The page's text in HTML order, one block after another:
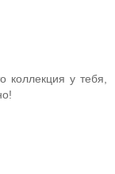
коллекция у тебя,